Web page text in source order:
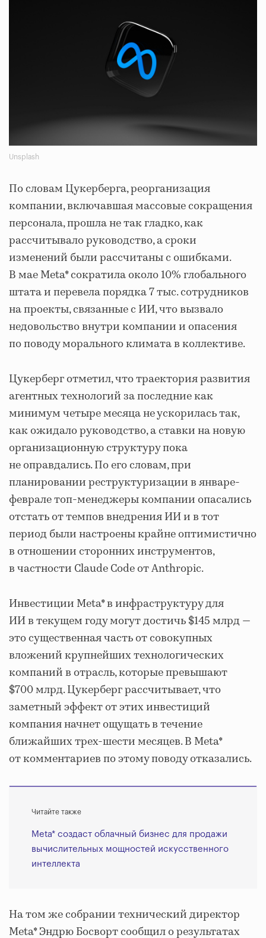
Unsplash
По словам Цукерберга, реорганизация
компании, включавшая массовые сокращения
персонала, прошла не так гладко, как
рассчитывало руководство, а сроки
изменений были рассчитаны с ошибками.
В мае Meta* сократила около 10% глобального
штата и перевела порядка 7 тыс. сотрудников
на проекты, связанные с ИИ, что вызвало
недовольство внутри компании и опасения
по поводу морального климата в коллективе.
Цукерберг отметил, что траектория развития
агентных технологий за последние как
минимум четыре месяца не ускорилась так,
как ожидало руководство, а ставки на новую
организационную структуру пока
не оправдались. По его словам, при
планировании реструктуризации в январе-
феврале топ-менеджеры компании опасались
отстать от темпов внедрения ИИ и в тот
период были настроены крайне оптимистично
в отношении сторонних инструментов,
в частности Claude Code от Anthropic.
Инвестиции Meta* в инфраструктуру для
ИИ в текущем году могут достичь $145 млрд —
это существенная часть от совокупных
вложений крупнейших технологических
компаний в отрасль, которые превышают
$700 млрд. Цукерберг рассчитывает, что
заметный эффект от этих инвестиций
компания начнет ощущать в течение
ближайших трех-шести месяцев. В Meta*
от комментариев по этому поводу отказались.
Читайте также
Meta* создаст облачный бизнес для продажи
вычислительных мощностей искусственного
интеллекта
На том же собрании технический директор
Meta* Эндрю Босворт сообщил о результатах